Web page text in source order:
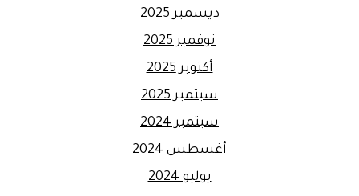
ديسمبر 2025
نوفمبر 2025
أكتوبر 2025
سبتمبر 2025
سبتمبر 2024
أغسطس 2024
يوليو 2024